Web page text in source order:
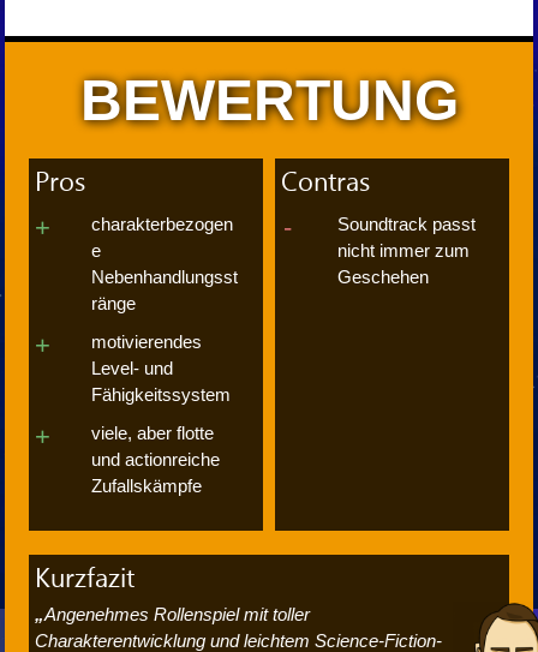
BEWERTUNG
Pros
charakterbezogen
e
Nebenhandlungsst
ränge
motivierendes
Level- und
Fähigkeitssystem
viele, aber flotte
und actionreiche
Zufallskämpfe
Contras
Soundtrack passt
nicht immer zum
Geschehen
Kurzfazit
Angenehmes Rollenspiel mit toller
Charakterentwicklung und leichtem Science-Fiction-